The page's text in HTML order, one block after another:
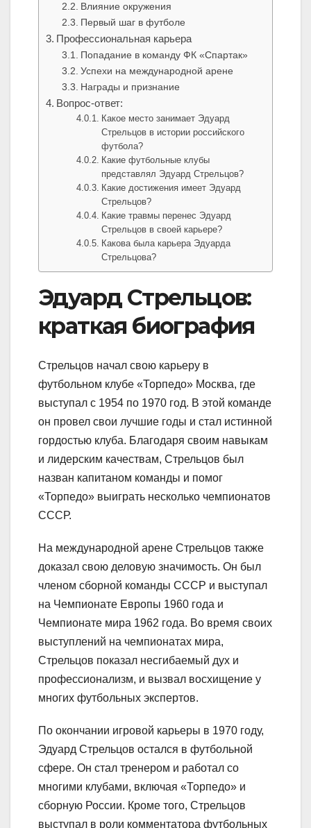
Влияние окружения
Первый шаг в футболе
Профессиональная карьера
Попадание в команду ФК «Спартак»
Успехи на международной арене
Награды и признание
Вопрос-ответ:
Какое место занимает Эдуард
Стрельцов в истории российского
футбола?
Какие футбольные клубы
представлял Эдуард Стрельцов?
Какие достижения имеет Эдуард
Стрельцов?
Какие травмы перенес Эдуард
Стрельцов в своей карьере?
Какова была карьера Эдуарда
Стрельцова?
Эдуард Стрельцов:
краткая биография
Стрельцов начал свою карьеру в
футбольном клубе «Торпедо» Москва, где
выступал с 1954 по 1970 год. В этой команде
он провел свои лучшие годы и стал истинной
гордостью клуба. Благодаря своим навыкам
и лидерским качествам, Стрельцов был
назван капитаном команды и помог
«Торпедо» выиграть несколько чемпионатов
СССР.
На международной арене Стрельцов также
доказал свою деловую значимость. Он был
членом сборной команды СССР и выступал
на Чемпионате Европы 1960 года и
Чемпионате мира 1962 года. Во время своих
выступлений на чемпионатах мира,
Стрельцов показал несгибаемый дух и
профессионализм, и вызвал восхищение у
многих футбольных экспертов.
По окончании игровой карьеры в 1970 году,
Эдуард Стрельцов остался в футбольной
сфере. Он стал тренером и работал со
многими клубами, включая «Торпедо» и
сборную России. Кроме того, Стрельцов
выступал в роли комментатора футбольных